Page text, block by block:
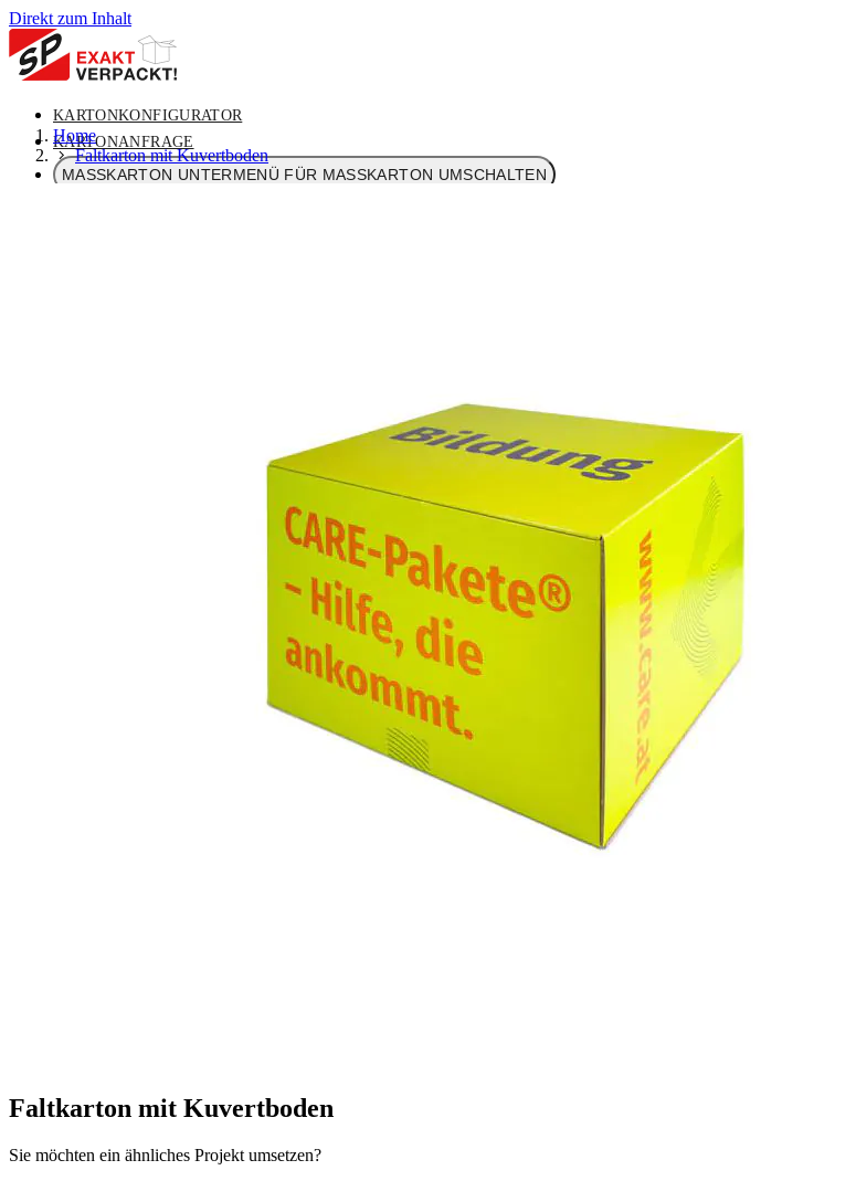
Direkt zum Inhalt
KARTONKONFIGURATOR
KARTONANFRAGE
MASSKARTON UNTERMENÜ FÜR MASSKARTON UMSCHALTEN
Home
Faltkarton mit Kuvertboden
Faltkarton mit Kuvertboden
Sie möchten ein ähnliches Projekt umsetzen?